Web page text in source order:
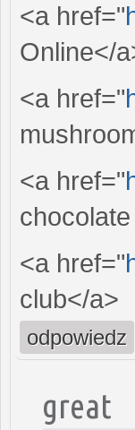
<a href="
Online</
<a href="
<a href="
<a href="
club</a>
odpowiedz
great